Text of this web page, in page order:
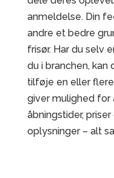
anmeldelse. Din
andre et bedre
frisør. Har du selv
du i branchen,
tilføje en eller
giver mulighed for
åbningstider,
oplysninger – alt